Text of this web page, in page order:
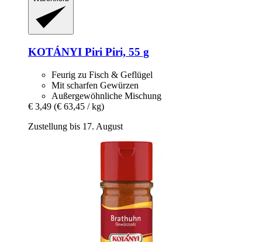
KOTÁNYI Piri Piri, 55 g
Feurig zu Fisch & Geflügel
Mit scharfen Gewürzen
Außergewöhnliche Mischung
€ 3,49 (€ 63,45 / kg)
Zustellung bis 17. August